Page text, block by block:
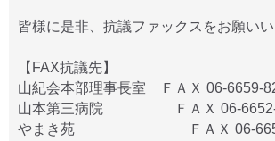
皆様に是非、抗議ファックスをお願いい
【FAX抗議先】
山紀会本部理事長室 ＦＡＸ 06-6659-
山本第三病院 ＦＡＸ 06-6652-
やまき苑 ＦＡＸ 06-